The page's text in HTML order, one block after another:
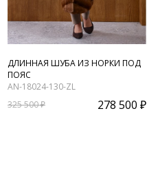
ДЛИННАЯ ШУБА ИЗ НОРКИ ПОД
ПОЯС
AN-18024-130-ZL
325 500 ₽
278 500 ₽